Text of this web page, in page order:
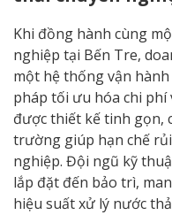
Khi đồng hành cùng
nghiệp tại Bến Tre,
một hệ thống vận
pháp tối ưu hóa chi phí
được thiết kế tinh gọn,
trường giúp hạn chế
nghiệp. Đội ngũ kỹ
lắp đặt đến bảo trì,
hiệu suất xử lý nước